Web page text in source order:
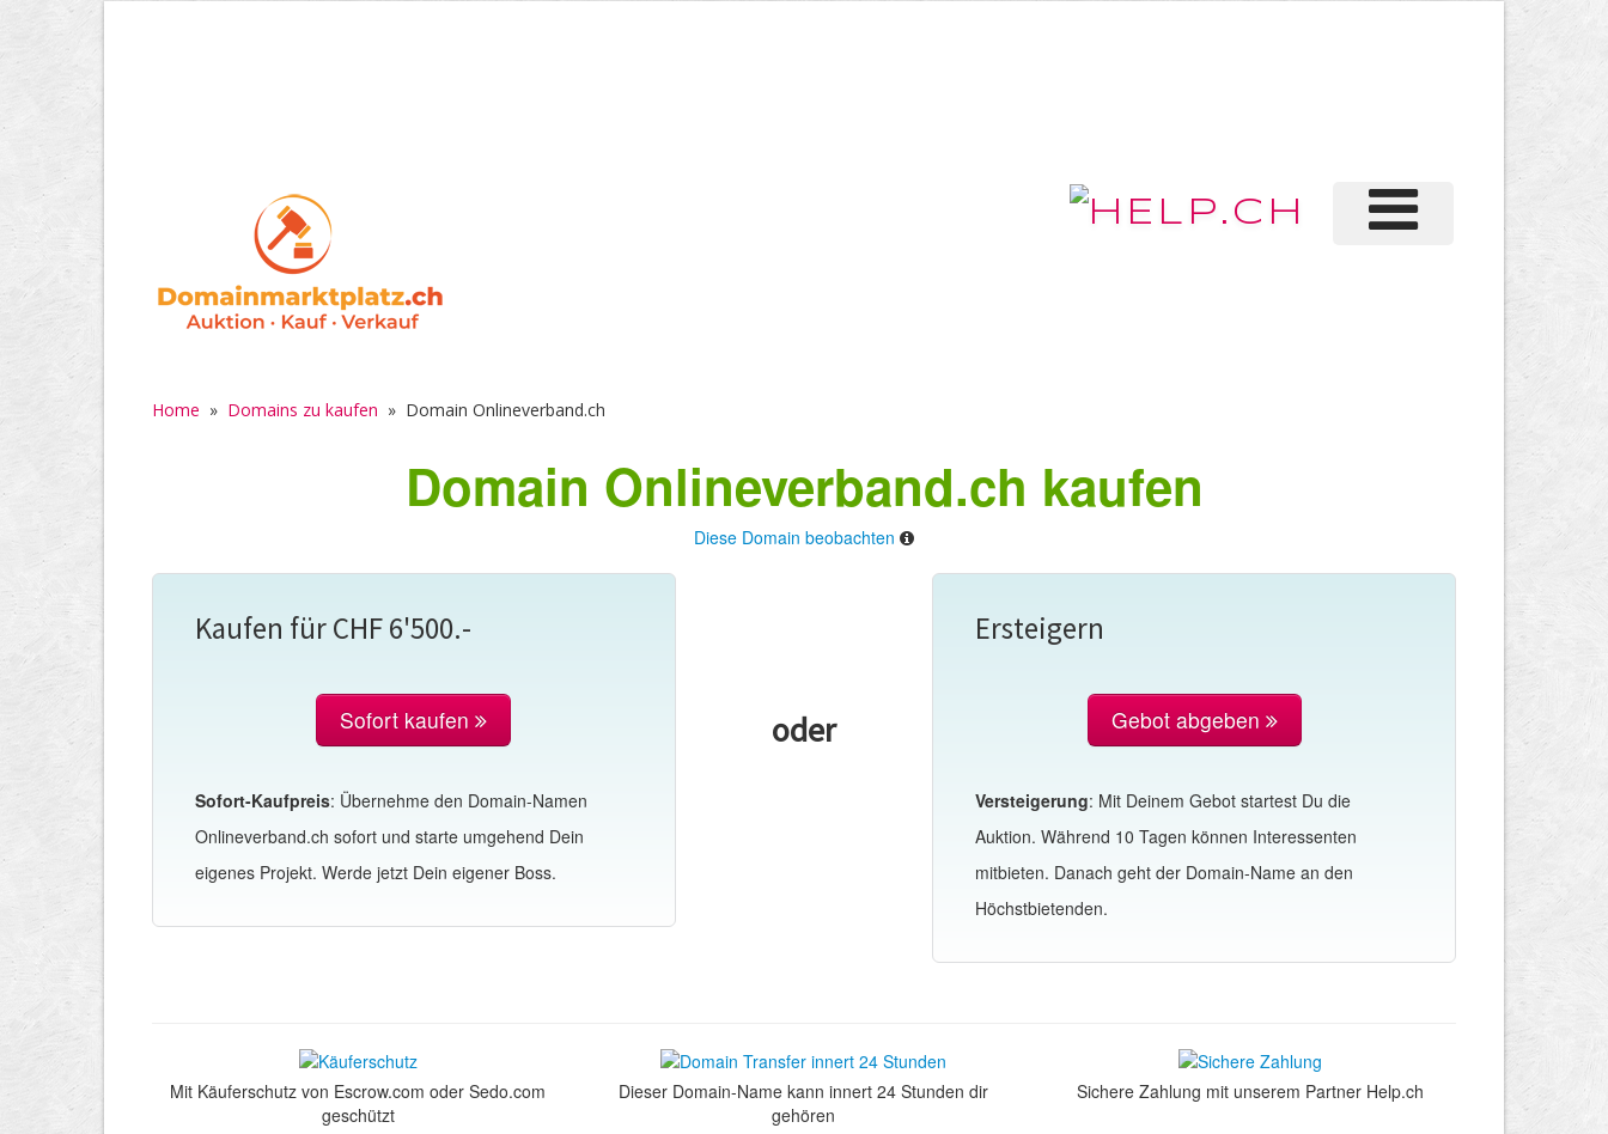
Home » Domains zu kaufen » Domain Onlineverband.ch
Domain Onlineverband.ch kaufen
Diese Domain beobachten
Kaufen für CHF 6'500.-
Sofort kaufen
Sofort-Kaufpreis: Übernehme den Domain-Namen
Onlineverband.ch sofort und starte umgehend Dein
eigenes Projekt. Werde jetzt Dein eigener Boss.
oder
Ersteigern
Gebot abgeben
Versteigerung: Mit Deinem Gebot startest Du die
Auktion. Während 10 Tagen können Interessenten
mitbieten. Danach geht der Domain-Name an den
Höchstbietenden.
Mit Käuferschutz von Escrow.com oder Sedo.com
geschützt
Dieser Domain-Name kann innert 24 Stunden dir
gehören
Sichere Zahlung mit unserem Partner Help.ch